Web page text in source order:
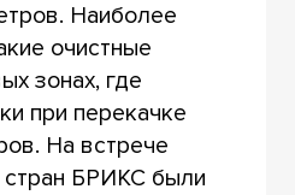
Наиболее
очистные
зонах, где
при перекачке
На встрече
стран БРИКС были